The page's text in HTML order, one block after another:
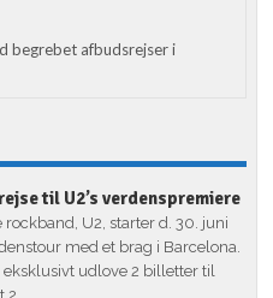
begrebet afbudsrejser i
til U2’s verdenspremiere
rockband, U2, starter d. 30. juni
med et brag i Barcelona.
udlove 2 billetter til